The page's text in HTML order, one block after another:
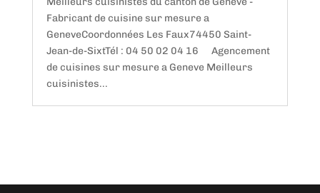
Fabricant de cuisine sur mesure a
GeneveCoordonnées Les Faux74450 Saint-
Jean-de-SixtTél : 04 50 02 04 16 Agencement
de cuisines sur mesure a Geneve Meilleurs
cuisinistes...